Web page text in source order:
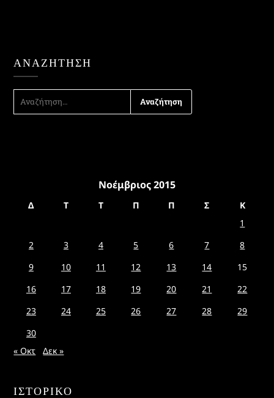
ΑΝΑΖΉΤΗΣΗ
ΑΝΑΖΉΤΗΣΗ
ΓΙΑ:
Νοέμβριος 2015
Δ Τ Τ Π Π Σ
Κ
1
2
3 4 5 6 7
8
9
10 11 12 13 14
15
16
17 18 19 20 21
22
23
24 25 26 27 28
29
30
« Οκτ
Δεκ »
ΙΣΤΟΡΙΚΌ